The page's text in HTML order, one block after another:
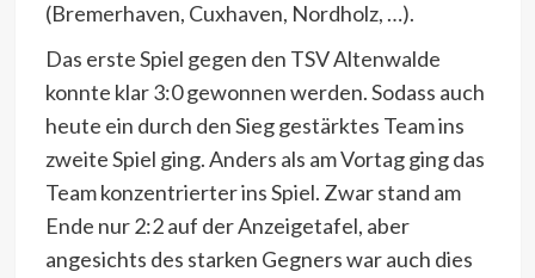
(Bremerhaven, Cuxhaven, Nordholz, …).
Das erste Spiel gegen den TSV Altenwalde
konnte klar 3:0 gewonnen werden. Sodass auch
heute ein durch den Sieg gestärktes Team ins
zweite Spiel ging. Anders als am Vortag ging das
Team konzentrierter ins Spiel. Zwar stand am
Ende nur 2:2 auf der Anzeigetafel, aber
angesichts des starken Gegners war auch dies